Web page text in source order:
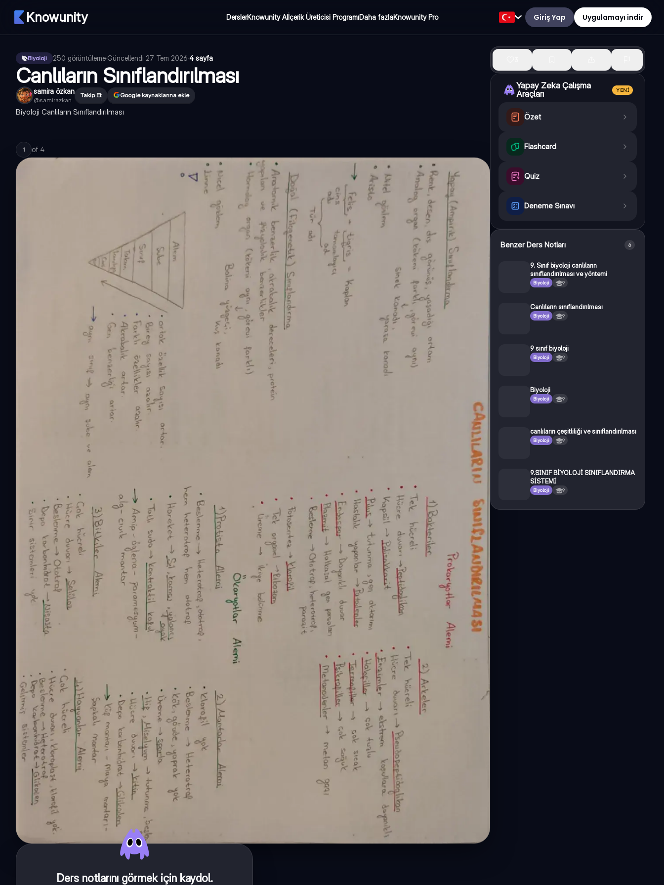
Knowunity DerslerKnowunity AIİçerik Üreticisi ProgramıDaha fazlaKnowunity Pro Giriş Yap Uygulamayı indir
Biyoloji 250 görüntüleme·Güncellendi 27 Tem 2026·4 sayfa
Canlıların Sınıflandırılması
samira özkan
@samirazkan
Takip Et Google kaynaklarına ekle
Biyoloji Canlıların Sınıflandırılması
1 of 4
Ders notlarını görmek için kaydol.
Yapay Zeka Çalışma
Araçları
YENI
Özet
Flashcard
Quiz
Deneme Sınavı
Benzer Ders Notları 6
9. Sınıf biyoloji canlıların
sınıflandırılması ve yöntemi
Biyoloji 9
Canlıların sınıflandırılması
Biyoloji 9
9 sınıf biyoloji
Biyoloji 9
Biyoloji
Biyoloji 9
canlıların çeşitliliği ve sınıflandırılması
Biyoloji 9
9.SINIF BİYOLOJİ SINIFLANDIRMA
SİSTEMİ
Biyoloji 9